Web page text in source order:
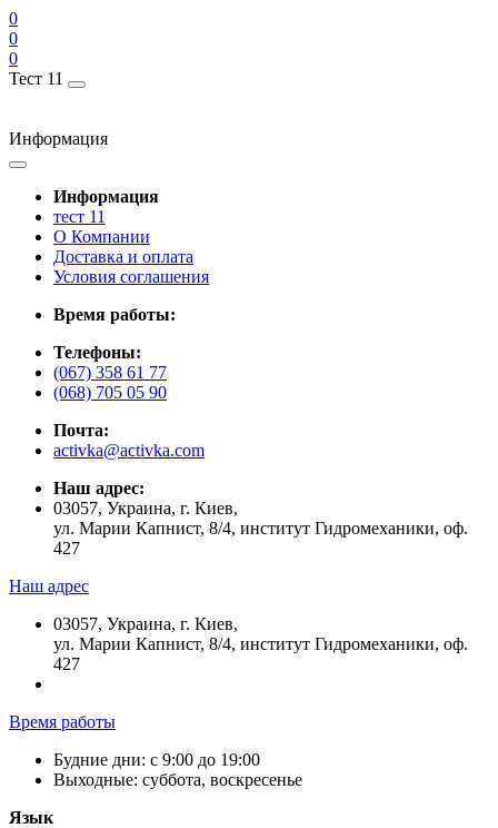
0
0
0
Тест 11
Информация
Информация
тест 11
О Компании
Доставка и оплата
Условия соглашения
Время работы:
Телефоны:
(067) 358 61 77
(068) 705 05 90
Почта:
activka@activka.com
Наш адрес:
03057, Украина, г. Киев,
ул. Марии Капнист, 8/4, институт Гидромеханики, оф.
427
Наш адрес
03057, Украина, г. Киев,
ул. Марии Капнист, 8/4, институт Гидромеханики, оф.
427
Время работы
Будние дни: с 9:00 до 19:00
Выходные: суббота, воскресенье
Язык